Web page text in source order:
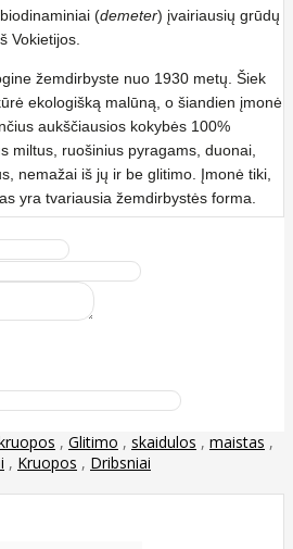
biodinaminiai (demeter) įvairiausių grūdų
Vokietijos.
žemdirbyste nuo 1930 metų. Šiek
ekologišką malūną, o šiandien įmonė
aukščiausios kokybės 100%
miltus, ruošinius pyragams, duonai,
nemažai iš jų ir be glitimo. Įmonė tiki,
yra tvariausia žemdirbystės forma.
, Glitimo , skaidulos , maistas ,
, Kruopos , Dribsniai